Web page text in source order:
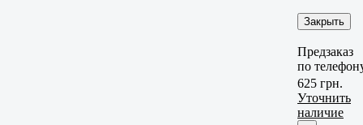
Закрыть
Предзаказ
по
625 грн.
Уточнить
наличие